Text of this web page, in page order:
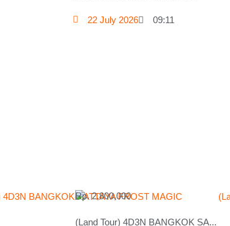
22 July 2026 09:11
Rp. 2,800,000
(Land Tour) 4D3N BANGKOK SA...